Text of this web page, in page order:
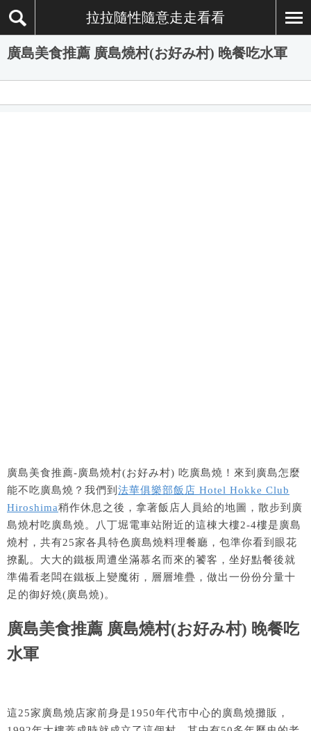
拉拉隨性隨意走走看看
廣島美食推薦 廣島燒村(お好み村) 晚餐吃水軍
廣島美食推薦-廣島燒村(お好み村) 吃廣島燒！來到廣島怎麼
能不吃廣島燒？我們到 法華俱樂部飯店 Hotel Hokke Club
Hiroshima稍作休息之後，拿著飯店人員給的地圖，散步到廣
島燒村吃廣島燒。八丁堀電車站附近的這棟大樓2-4樓是廣島
燒村，共有25家各具特色廣島燒料理餐廳，包準你看到眼花
撩亂。大大的鐵板周遭坐滿慕名而來的饕客，坐好點餐後就
準備看老闆在鐵板上變魔術，層層堆疊，做出一份份分量十
足的御好燒(廣島燒)。
廣島美食推薦 廣島燒村(お好み村) 晚餐吃
水軍
這25家廣島燒店家前身是1950年代市中心的廣島燒攤販，